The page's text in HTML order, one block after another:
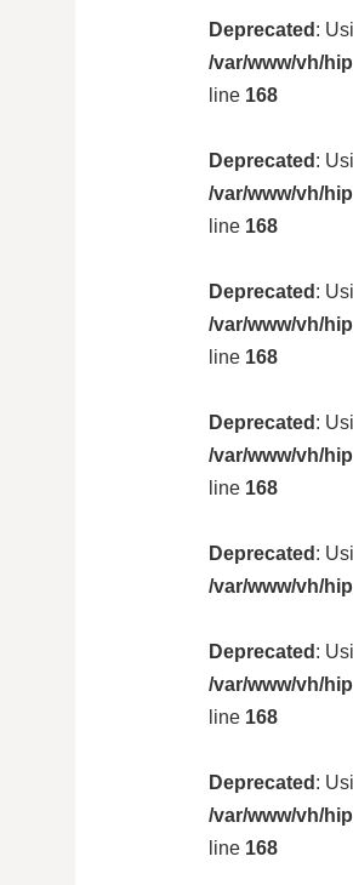
Deprecated :
/var/www/vh/
line 168
Deprecated :
/var/www/vh/
line 168
Deprecated :
/var/www/vh/
line 168
Deprecated :
/var/www/vh/
line 168
Deprecated :
/var/www/vh/
Deprecated :
/var/www/vh/
line 168
Deprecated :
/var/www/vh/
line 168